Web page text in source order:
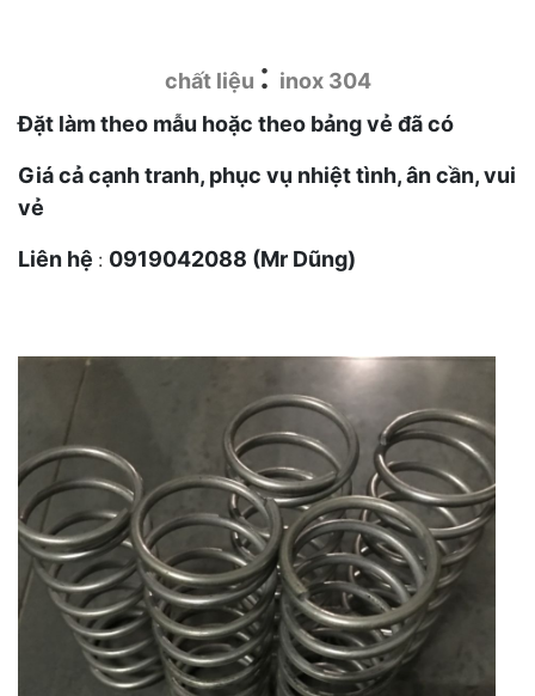
chất liệu : inox 304
Đặt làm theo mẫu hoặc theo bảng vẻ đã có
Giá cả cạnh tranh, phục vụ nhiệt tình, ân cần, vui
vẻ
Liên hệ : 0919042088 (Mr Dũng)